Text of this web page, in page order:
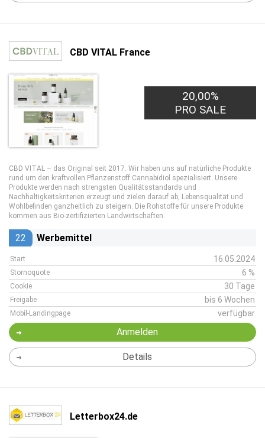
CBD VITAL France
20,00%
PRO SALE
CBD VITAL – das Original seit 2017. Wir haben uns auf natürliche Produkte
rund um den kraftvollen Pflanzenstoff Cannabidiol spezialisiert. Unsere
Produkte werden nach strengsten Qualitätsstandards und
Nachhaltigkeitskriterien erzeugt und zielen darauf ab, Lebensqualität und
Wohlbefinden ganzheitlich zu steigern. Die Rohstoffe für unsere Produkte
kommen aus Bio-zertifizierten Landwirtschaften.
22 Werbemittel
Start 16.05.2024
Stornoquote 6 %
Cookie 30 Tage
Freigabe bis 6 Wochen
Mobil-Landingpage verfügbar
Anmelden
Details
Letterbox24.de